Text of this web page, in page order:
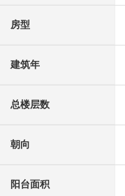
房型
建筑年
总楼层数
朝向
阳台面积